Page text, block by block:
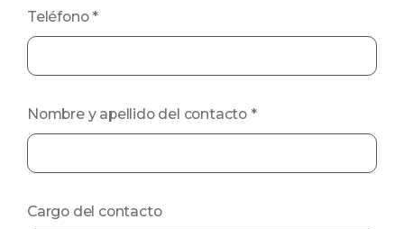
Teléfono *
Nombre y apellido del contacto *
Cargo del contacto